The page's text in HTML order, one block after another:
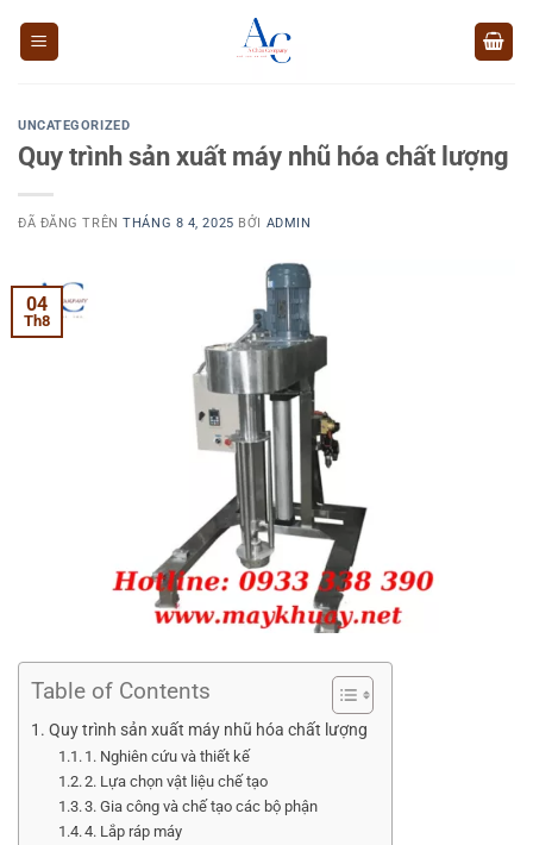
UNCATEGORIZED
Quy trình sản xuất máy nhũ hóa chất lượng
ĐÃ ĐĂNG TRÊNTHÁNG 8 4, 2025 BỞI ADMIN
04
Th8
Table of Contents
Quy trình sản xuất máy nhũ hóa chất lượng
1. Nghiên cứu và thiết kế
2. Lựa chọn vật liệu chế tạo
3. Gia công và chế tạo các bộ phận
4. Lắp ráp máy